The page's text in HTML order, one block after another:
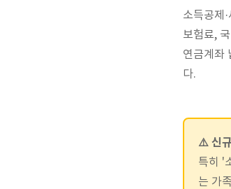
소득공제
보험료,
연금계좌
다.
⚠️ 신
특히 '
는 가